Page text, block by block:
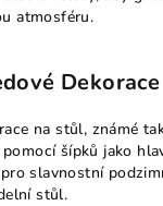
atmosféru.
Dekorace
na stůl, známé
šípků jako
slavnostní
stůl.